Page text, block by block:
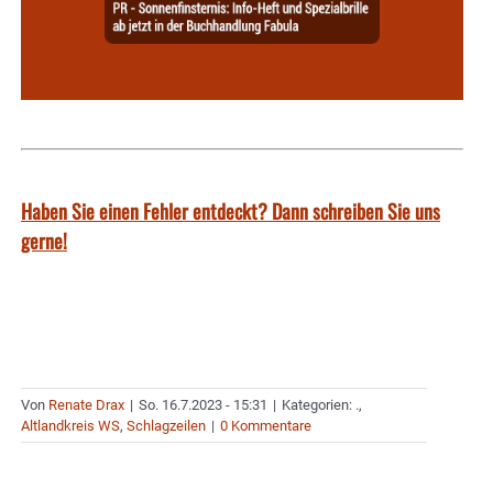
Haben Sie einen Fehler entdeckt? Dann schreiben Sie uns
gerne!
Von Renate Drax | So. 16.7.2023 - 15:31 | Kategorien: .,
Altlandkreis WS, Schlagzeilen | 0 Kommentare